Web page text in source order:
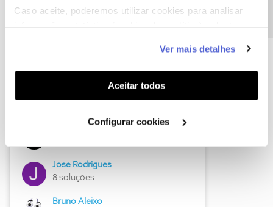
Caso aceite, poderemos utilizar cookies para analisar
funcionalidades (cookies de personalização e
funcionalidade) e adaptar anúncios aos seus interesses
(cookies de publicidade personalizada). Pode gerir a
utilização dos cookies clicando em "Configurar
Ver mais detalhes
Aceitar todos
Configurar cookies
Hall of Fame de junho
Jose Rodrigues
8 soluções
Bruno Aleixo